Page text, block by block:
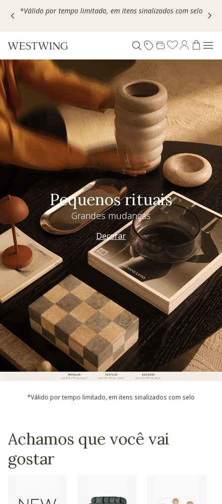
Escolha seu VOUCHER e ganhe até 30% OFF*: useMOVEL30,
Pequenos rituais
Grandes mudanças
Decorar
*Válido por tempo limitado, em itens sinalizados com selo
Achamos que você vai
gostar